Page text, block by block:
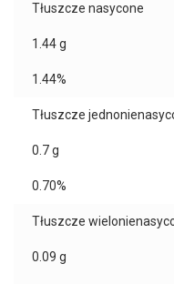
Tłuszcze nasycone
1.44g
1.44%
Tłuszcze
0.7g
0.70%
Tłuszcze
0.09 g